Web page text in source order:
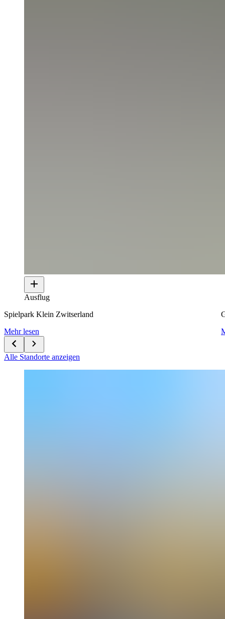
Ausflug
Spielpark Klein Zwitserland
Mehr lesen
Alle Standorte anzeigen